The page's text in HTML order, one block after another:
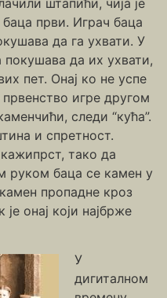
први. Играч баца
да га ухвати. У
покушава да их ухвати,
пет. Онај ко не успе
игре другом
следи “кућа”.
и спретност.
тако да
руком баца се камен у
пропадне кроз
онај који најбрже
У
дигиталном